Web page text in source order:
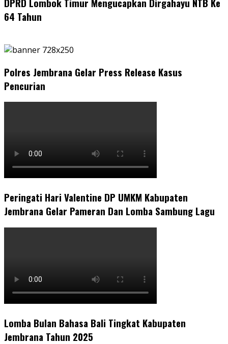
DPRD Lombok Timur Mengucapkan Dirgahayu NTB Ke
64 Tahun
Polres Jembrana Gelar Press Release Kasus
Pencurian
Peringati Hari Valentine DP UMKM Kabupaten
Jembrana Gelar Pameran Dan Lomba Sambung Lagu
Lomba Bulan Bahasa Bali Tingkat Kabupaten
Jembrana Tahun 2025